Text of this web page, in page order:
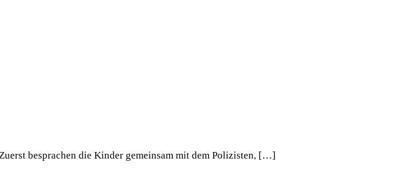
besprachen die Kinder gemeinsam mit dem Polizisten, […]